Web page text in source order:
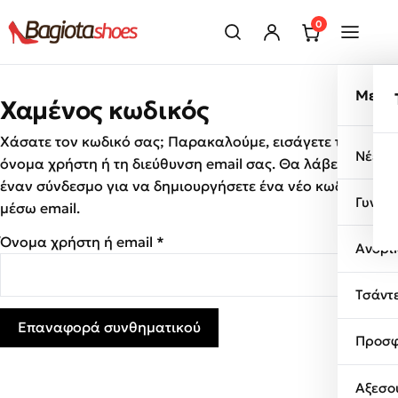
0
Νέες
Χαμένος κωδικός
Χάσατε τον κωδικό σας; Παρακαλούμε, εισάγετε το
όνομα χρήστη ή τη διεύθυνση email σας. Θα λάβετε
έναν σύνδεσμο για να δημιουργήσετε ένα νέο κωδικό
μέσω email.
Όνομα χρήστη ή email *
Επαναφορά συνθηματικού